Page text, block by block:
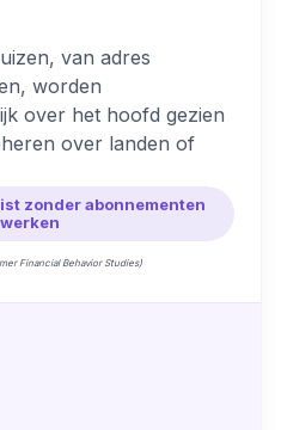
van adres
worden
over het hoofd gezien
over landen of
zonder abonnementen
Financial Behavior Studies)